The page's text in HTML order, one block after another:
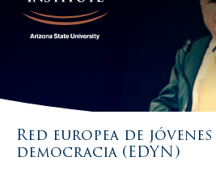
Red europea de
democracia (EDYN)